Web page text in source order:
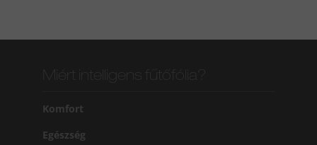
Komfort
Egészség